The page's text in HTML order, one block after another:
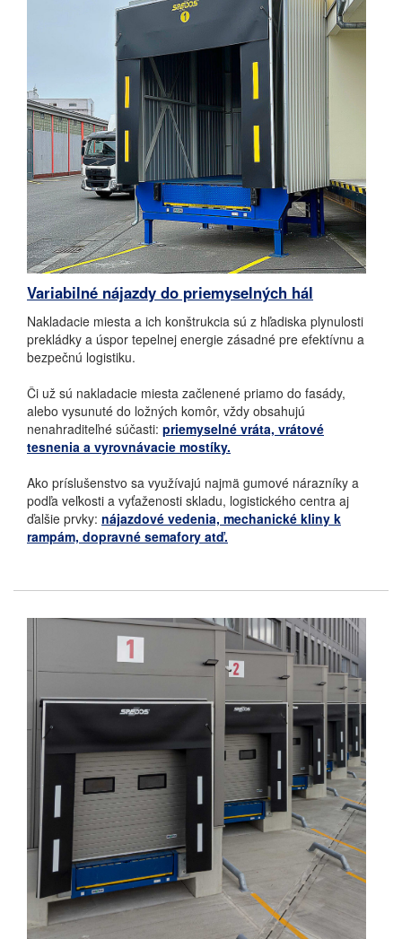
Variabilné nájazdy do priemyselných hál
Nakladacie miesta a ich konštrukcia sú z hľadiska plynulosti
prekládky a úspor tepelnej energie zásadné pre efektívnu a
bezpečnú logistiku.
Či už sú nakladacie miesta začlenené priamo do fasády,
alebo vysunuté do ložných komôr, vždy obsahujú
nenahraditeľné súčasti: priemyselné vráta, vrátové
tesnenia a vyrovnávacie mostíky.
Ako príslušenstvo sa využívajú najmä gumové nárazníky a
podľa veľkosti a vyťaženosti skladu, logistického centra aj
ďalšie prvky: nájazdové vedenia, mechanické kliny k
rampám, dopravné semafory atď.